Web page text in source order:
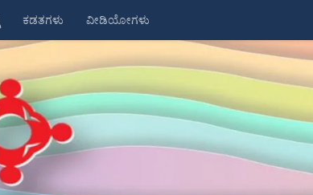
ಕಡತಗಳು ವೀಡಿಯೋಗಳು